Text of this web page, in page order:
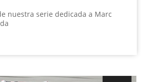
nuestra serie dedicada a Marc